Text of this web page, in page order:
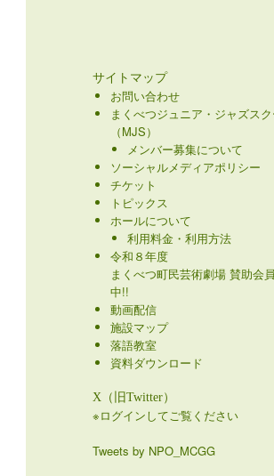
サイトマップ
お問い合わせ
まくべつジュニア・ジャズス
（MJS）
メンバー募集について
ソーシャルメディアポリシー
チケット
トピックス
ホールについて
利用料金・利用方法
令和８年度
まくべつ町民芸術劇場 賛助会
中!!
動画配信
施設マップ
落語教室
資料ダウンロード
X（旧Twitter）
※ログインしてご覧ください
Tweets by NPO_MCGG